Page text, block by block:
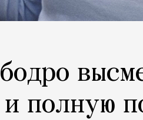
полную